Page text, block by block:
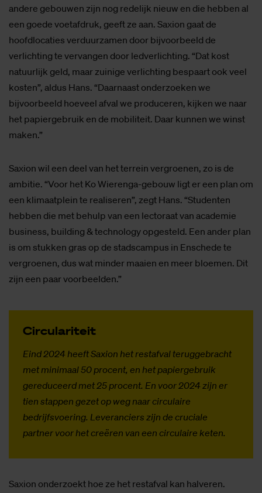
andere gebouwen zijn nog redelijk nieuw en die hebben al
een goede voetafdruk, geeft ze aan. Saxion gaat de
hoofdlocaties verduurzamen door bijvoorbeeld de
verlichting te vervangen door ledverlichting. “Dat kost
natuurlijk geld, maar zuinige verlichting bespaart ook veel
kosten”, aldus Hans. “Daarnaast onderzoeken we
bijvoorbeeld hoeveel afval we produceren, kijken we naar
het papiergebruik en de mobiliteit. Daar kunnen we winst
maken.”
Saxion wil een deel van het terrein vergroenen, zo is de
ambitie. “Voor het Ko Wierenga-gebouw ligt er een plan om
een klimaatplein te realiseren”, zegt Hans. “Studenten
hebben die met behulp van een lectoraat van academie
business, building & technology opgesteld. Een ander plan
is om stukken gras op de stadscampus in Enschede te
vergroenen, dus wat minder maaien en meer bloemen. Dit
zijn een paar voorbeelden.”
Cir­cu­la­ri­teit
Eind 2024 heeft Saxion het restafval teruggebracht
met minimaal 50 procent, en het papiergebruik
gereduceerd met 25 procent. En voor 2024 zijn er
tien stappen gezet op weg naar circulaire
bedrijfsvoering. Leveranciers zijn de cruciale
partner voor het creëren van een circulaire keten.
Saxion onderzoekt hoe ze het restafval kan halveren.